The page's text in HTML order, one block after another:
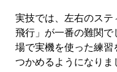
実技では、左右のス
飛行」が一番の難関
場で実機を使った練
つかめるようになりま